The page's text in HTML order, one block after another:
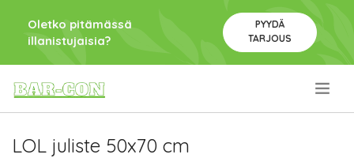
Oletko pitämässä
illanistujaisia?
PYYDÄ
TARJOUS
LOL juliste 50x70 cm